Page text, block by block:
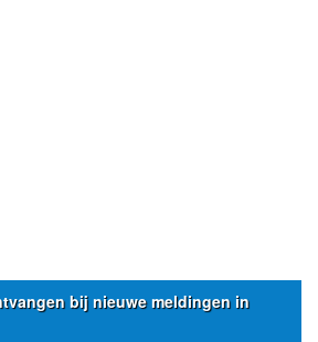
bij nieuwe meldingen in